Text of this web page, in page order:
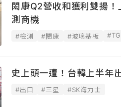
閎康Q2營收和獲利雙揚
測商機
#檢測 #閎康 #玻璃基板
史上頭一遭！台韓上半
#出口 #三星 #SK海力士